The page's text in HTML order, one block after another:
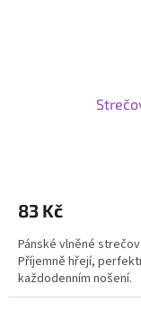
83 Kč
Pánské vlněné
Příjemně hřejí,
každodenním nošení.